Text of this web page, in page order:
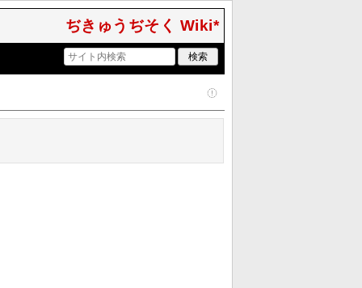
ぢきゅうぢそく Wiki*